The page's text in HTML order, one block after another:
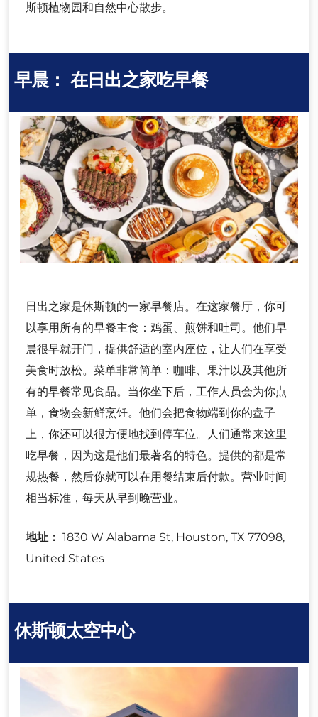
斯顿植物园和自然中心散步。
早晨： 在日出之家吃早餐
日出之家是休斯顿的一家早餐店。在这家餐厅，你可
以享用所有的早餐主食：鸡蛋、煎饼和吐司。他们早
晨很早就开门，提供舒适的室内座位，让人们在享受
美食时放松。菜单非常简单：咖啡、果汁以及其他所
有的早餐常见食品。当你坐下后，工作人员会为你点
单，食物会新鲜烹饪。他们会把食物端到你的盘子
上，你还可以很方便地找到停车位。人们通常来这里
吃早餐，因为这是他们最著名的特色。提供的都是常
规热餐，然后你就可以在用餐结束后付款。营业时间
相当标准，每天从早到晚营业。
地址： 1830 W Alabama St, Houston, TX 77098,
United States
休斯顿太空中心